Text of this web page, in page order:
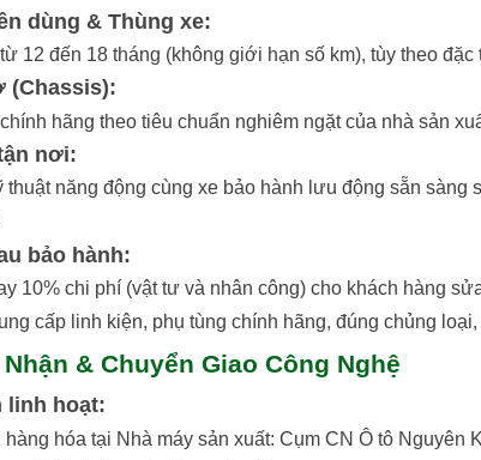
dùng & Thùng xe:
12 đến 18 tháng (không giới hạn số km), tùy theo
(Chassis):
hãng theo tiêu chuẩn nghiêm ngặt của nhà sản
nơi:
thuật năng động cùng xe bảo hành lưu động sẵn
bảo hành:
10% chi phí (vật tư và nhân công) cho khách hàng
cấp linh kiện, phụ tùng chính hãng, đúng chủng
& Chuyển Giao Công Nghệ
linh hoạt:
hàng hóa tại Nhà máy sản xuất: Cụm CN Ô tô Nguyên